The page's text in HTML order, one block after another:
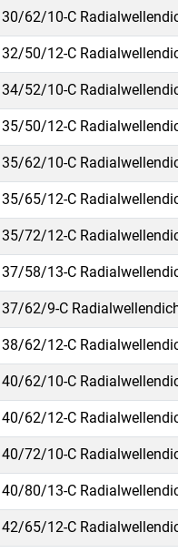
30/62/10-C
32/50/12-C
34/52/10-C
35/50/12-C
35/62/10-C
35/65/12-C
35/72/12-C
37/58/13-C
37/62/9-C
38/62/12-C
40/62/10-C
40/62/12-C
40/72/10-C
40/80/13-C
42/65/12-C